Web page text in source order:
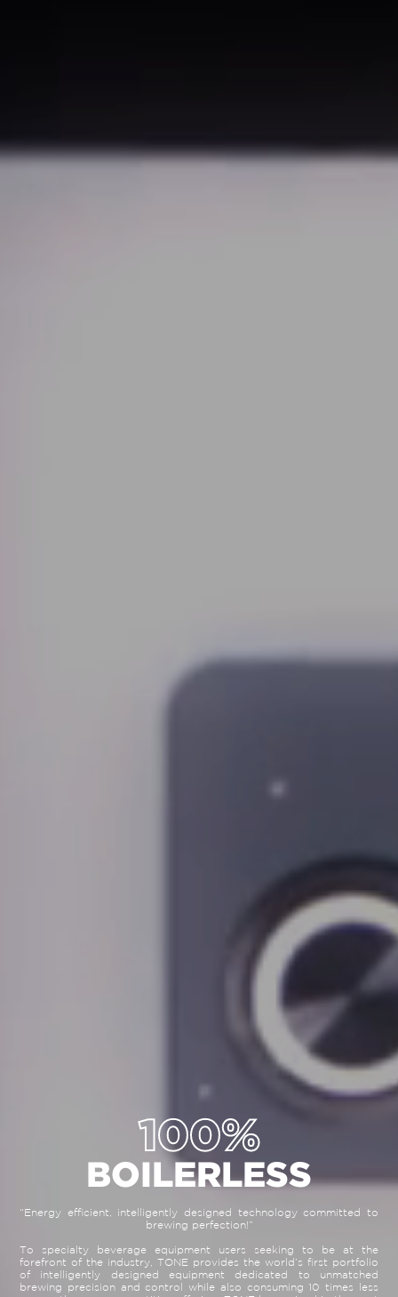
100%
BOILERLESS
“Energy efficient, intelligently designed technology committed to
brewing perfection!”
To specialty beverage equipment users seeking to be at the
forefront of the industry, TONE provides the world’s first portfolio
of intelligently designed equipment dedicated to unmatched
brewing precision and control while also consuming 10 times less